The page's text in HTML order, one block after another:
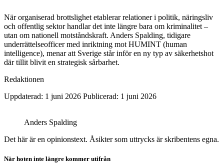
När organiserad brottslighet etablerar relationer i politik, näringsliv
och offentlig sektor handlar det inte längre bara om kriminalitet –
utan om nationell motståndskraft. Anders Spalding, tidigare
underrättelseofficer med inriktning mot HUMINT (human
intelligence), menar att Sverige står inför en ny typ av säkerhetshot
där tillit blivit en strategisk sårbarhet.
Redaktionen
Uppdaterad: 1 juni 2026 Publicerad: 1 juni 2026
Anders Spalding
Det här är en opinionstext. Åsikter som uttrycks är skribentens egna.
När hoten inte längre kommer utifrån